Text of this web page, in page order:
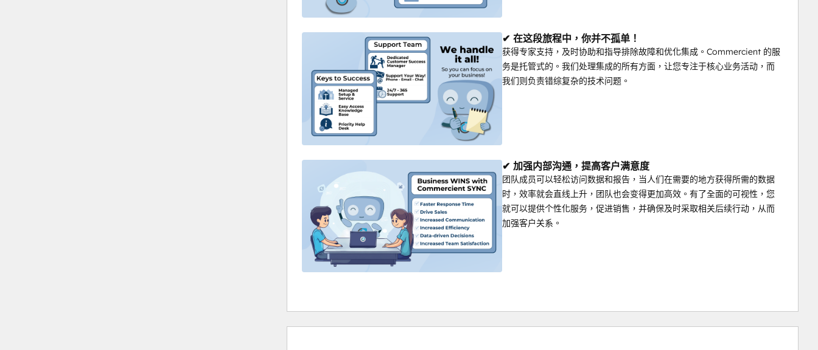
✔ 在这段旅程中，你并不孤单！
获得专家支持，及时协助和指导排除故障和优化集成。Commercient 的服
务是托管式的。我们处理集成的所有方面，让您专注于核心业务活动，而
我们则负责错综复杂的技术问题。
✔ 加强内部沟通，提高客户满意度
团队成员可以轻松访问数据和报告，当人们在需要的地方获得所需的数据
时，效率就会直线上升，团队也会变得更加高效。有了全面的可视性，您
就可以提供个性化服务，促进销售，并确保及时采取相关后续行动，从而
加强客户关系。